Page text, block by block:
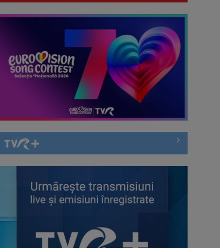
(P) Plajele din broșuri și regulile
pentru vizitatori: ce nu îți spune ...
(P) Migrene frecvente: când
recomandă neurologul un RMN
cerebral?
(P) Transformarea digitală a
afacerilor: Cum să-ți construiești o
scurte: ...
transformă ...